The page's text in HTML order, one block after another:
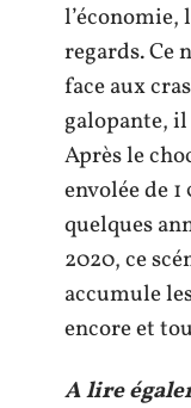
l’économie,
regards. Ce
face aux
galopante,
Après le
envolée de 1
quelques
2020, ce
accumule
encore et
A lire